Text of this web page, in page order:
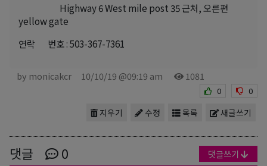
Highway 6 West mile post 35 근처, 오른편
yellow gate
연락 번호 : 503-367-7361
by monicakcr 10/10/19 @09:19 am 1081
0 0
새글쓰기
목록
수정
지우기
댓글 0 댓글쓰기